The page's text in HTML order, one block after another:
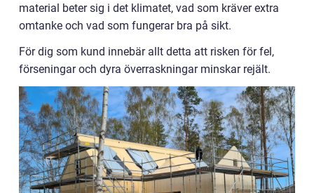
material beter sig i det klimatet, vad som kräver extra
omtanke och vad som fungerar bra på sikt.
För dig som kund innebär allt detta att risken för fel,
förseningar och dyra överraskningar minskar rejält.